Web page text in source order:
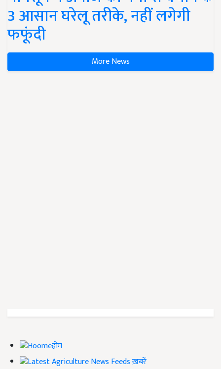
3 आसान घरेलू तरीके, नहीं लगेगी
फफूंदी
More News
होम
ख़बरें